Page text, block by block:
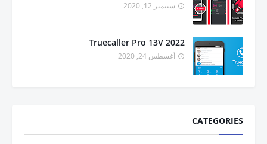
سبتمبر 12, 2020
Truecaller Pro 13V 2022
أغسطس 24, 2020
CATEGORIES